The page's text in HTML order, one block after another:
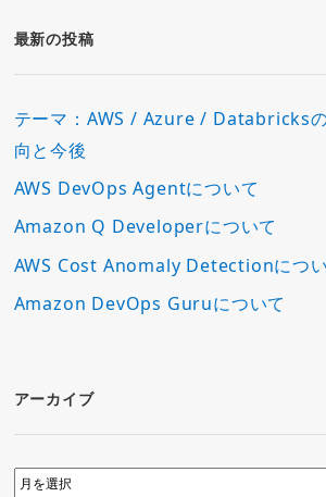
ー
最新の投稿
テーマ：AWS / Azure / Databricks
向と今後
AWS DevOps Agentについて
Amazon Q Developerについて
AWS Cost Anomaly Detectionにつ
Amazon DevOps Guruについて
アーカイブ